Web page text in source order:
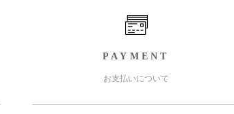
PAYMENT
お支払いについて